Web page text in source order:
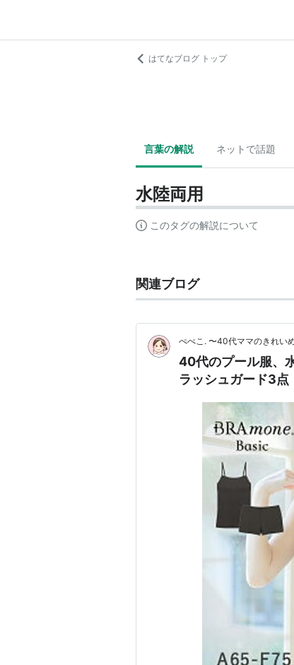
はてなブログ トップ
言葉の解説 ネットで話題
水陸両用
このタグの解説について
関連ブログ
ぺぺこ. 〜40代ママのきれい
40代のプール服、
ラッシュガード3点